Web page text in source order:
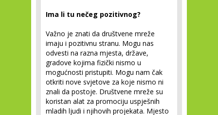
Ima li tu nečeg pozitivnog?
Važno je znati da društvene mreže
imaju i pozitivnu stranu. Mogu nas
odvesti na razna mjesta, države,
gradove kojima fizički nismo u
mogućnosti pristupiti. Mogu nam čak
otkriti nove svjetove za koje nismo ni
znali da postoje. Društvene mreže su
koristan alat za promociju uspješnih
mladih ljudi i njihovih projekata. Mjesto